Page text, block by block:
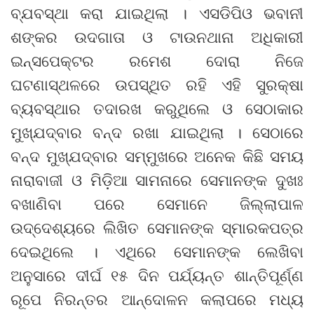
ବ୍ଯବସ୍ଥା କରା ଯାଇଥିଲା । ଏସଡିପିଓ ଭବାନୀ
ଶଙ୍କର ଉଦଗାତା ଓ ଟାଉନଥାନା ଅଧିକାରୀ
ଇନ୍ସପେକ୍ଟର ରମେଶ ଦୋରା ନିଜେ
ଘଟଣାସ୍ଥଳରେ ଉପସ୍ଥିତ ରହି ଏହି ସୁରକ୍ଷା
ବ୍ୟବସ୍ଥାର ତଦାରଖ କରୁଥିଲେ ଓ ସେଠାକାର
ମୁଖ୍ଯଦ୍ବାର ବନ୍ଦ ରଖା ଯାଇଥିଲା । ସେଠାରେ
ବନ୍ଦ ମୁଖ୍ଯଦ୍ବାର ସମ୍ମୁଖରେ ଅନେକ କିଛି ସମୟ
ନାରାବାଜୀ ଓ ମିଡ଼ିଆ ସାମନାରେ ସେମାନଙ୍କ ଦୁଖଃ
ବଖାଣିବା ପରେ ସେମାନେ ଜିଲ୍ଲାପାଳ
ଉଦ୍ଦେଶ୍ୟରେ ଲିଖିତ ସେମାନଙ୍କ ସ୍ମାରକପତ୍ର
ଦେଇଥିଲେ । ଏଥିରେ ସେମାନଙ୍କ ଲେଖିବା
ଅନୁସାରେ ଦୀର୍ଘ ୧୫ ଦିନ ପର୍ଯ୍ୟନ୍ତ ଶାନ୍ତିପୂର୍ଣ୍ଣ
ରୂପେ ନିରନ୍ତର ଆନ୍ଦୋଳନ କଲାପରେ ମଧ୍ୟ